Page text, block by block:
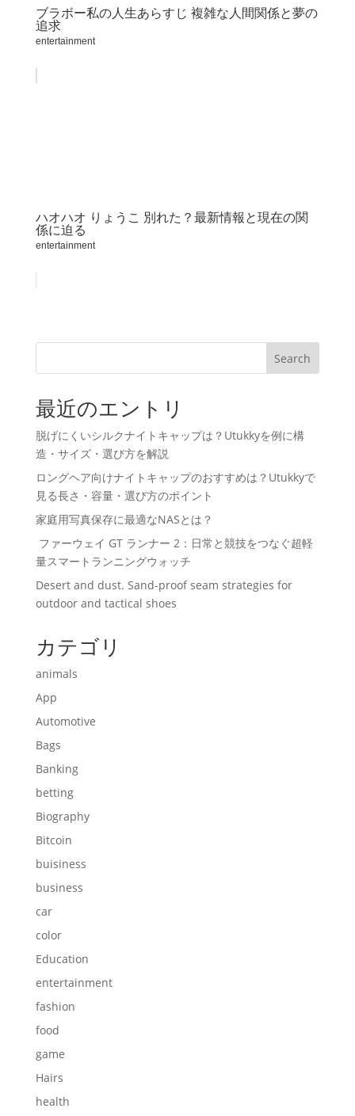
ブラボー私の人生あらすじ 複雑な人間関係と夢の
追求
entertainment
ハオハオ りょうこ 別れた？最新情報と現在の関
係に迫る
entertainment
Search
最近のエントリ
脱げにくいシルクナイトキャップは？Utukkyを例に構
造・サイズ・選び方を解説
ロングヘア向けナイトキャップのおすすめは？Utukkyで
見る長さ・容量・選び方のポイント
家庭用写真保存に最適なNASとは？
ファーウェイ GT ランナー 2：日常と競技をつなぐ超軽
量スマートランニングウォッチ
Desert and dust. Sand-proof seam strategies for
outdoor and tactical shoes
カテゴリ
animals
App
Automotive
Bags
Banking
betting
Biography
Bitcoin
buisiness
business
car
color
Education
entertainment
fashion
food
game
Hairs
health